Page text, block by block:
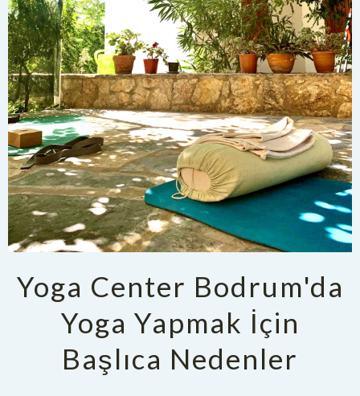
Yoga Center Bodrum'da
Yoga Yapmak İçin
Başlıca Nedenler